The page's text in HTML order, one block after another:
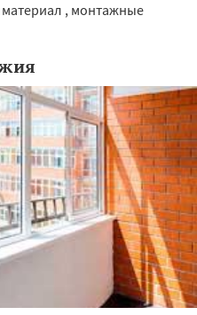
материал , монтажные